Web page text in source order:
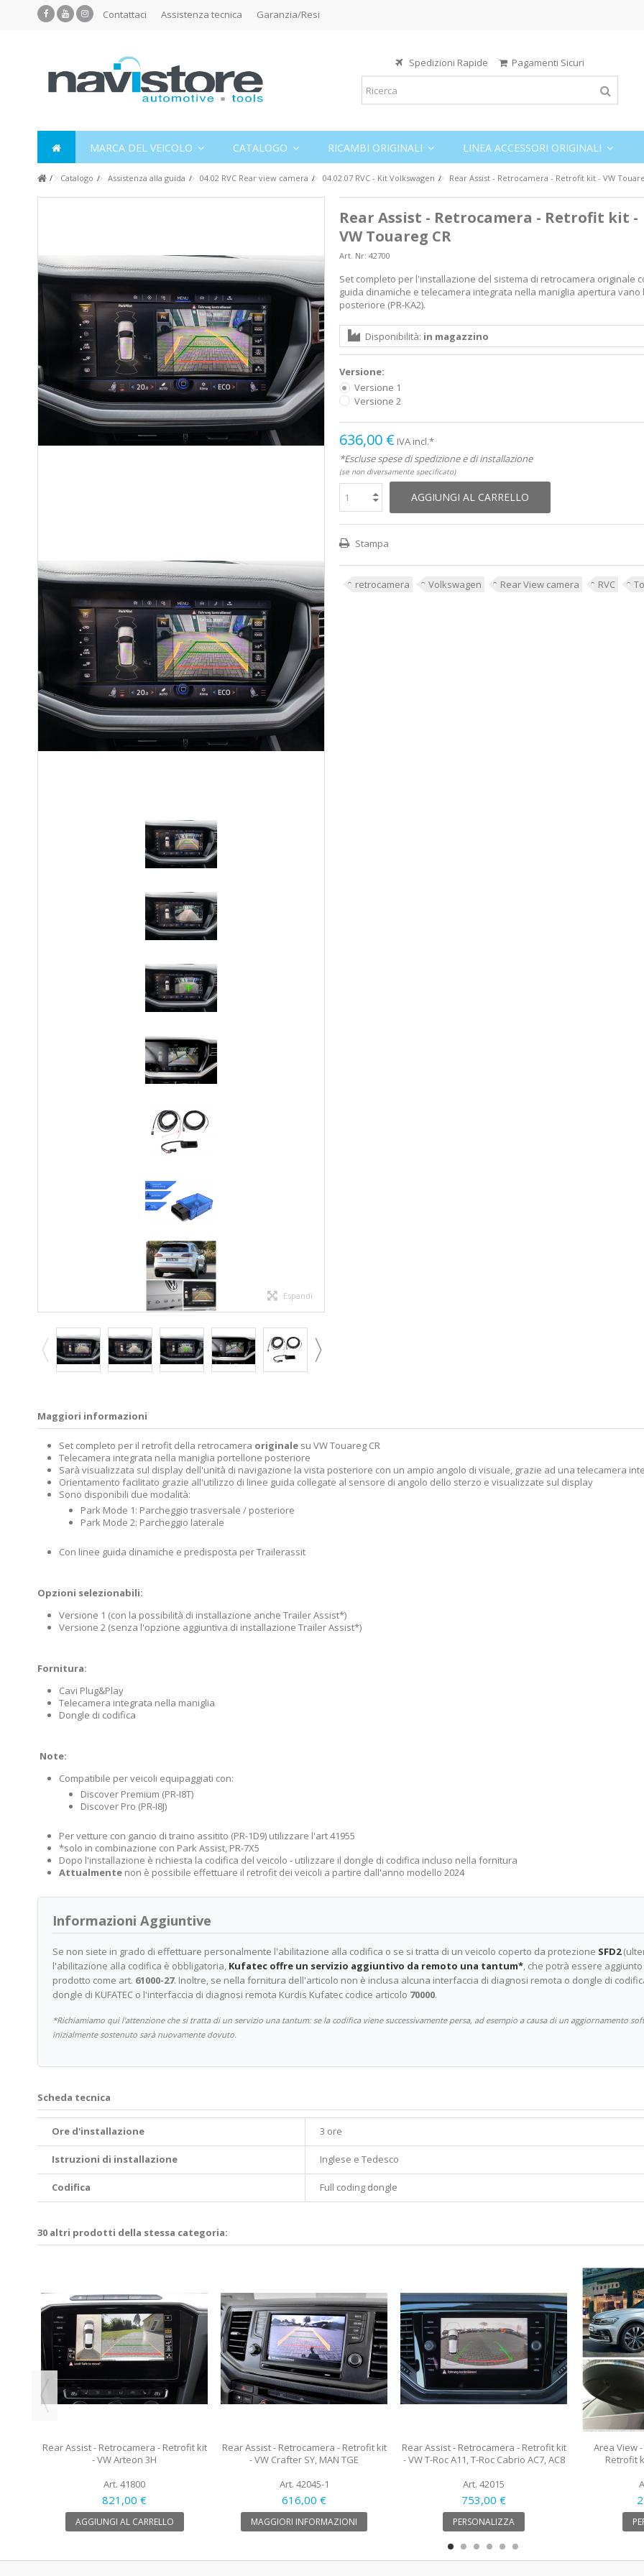
Contattaci Assistenza tecnica Garanzia/Resi
Spedizioni Rapide Pagamenti Sicuri
MARCA DEL VEICOLO CATALOGO RICAMBI ORIGINALI LINEA ACCESSORI ORIGINALI
Catalogo Assistenza alla guida 04.02 RVC Rear view camera 04.02.07 RVC - Kit Volkswagen Rear Assist - Retrocamera - Retrofit kit - VW
Espandi
Rear Assist - Retrocamera - Retrofit kit -
VW Touareg CR
Art. Nr: 42700
Set completo per l'installazione del sistema di retrocamera originale
guida dinamiche e telecamera integrata nella maniglia apertura vano
posteriore (PR-KA2).
Disponibilità: in magazzino
Versione:
Versione 1
Versione 2
636,00 € IVA incl.*
*Escluse spese di spedizione e di installazione
(se non diversamente specificato)
AGGIUNGI AL CARRELLO
Stampa
retrocamera Volkswagen Rear View camera RVC
Maggiori informazioni
Set completo per il retrofit della retrocamera originale su VW Touareg CR
Telecamera integrata nella maniglia portellone posteriore
Sarà visualizzata sul display dell'unità di navigazione la vista posteriore con un ampio angolo di visuale, grazie ad una telecamera
Orientamento facilitato grazie all'utilizzo di linee guida collegate al sensore di angolo dello sterzo e visualizzate sul display
Sono disponibili due modalità:
Park Mode 1: Parcheggio trasversale / posteriore
Park Mode 2: Parcheggio laterale
Con linee guida dinamiche e predisposta per Trailerassit
Opzioni selezionabili:
Versione 1 (con la possibilità di installazione anche Trailer Assist*)
Versione 2 (senza l'opzione aggiuntiva di installazione Trailer Assist*)
Fornitura:
Cavi Plug&Play
Telecamera integrata nella maniglia
Dongle di codifica
Note:
Compatibile per veicoli equipaggiati con:
Discover Premium (PR-I8T)
Discover Pro (PR-I8J)
Per vetture con gancio di traino assitito (PR-1D9) utilizzare l'art 41955
*solo in combinazione con Park Assist, PR-7X5
Dopo l'installazione è richiesta la codifica del veicolo - utilizzare il dongle di codifica incluso nella fornitura
Attualmente non è possibile effettuare il retrofit dei veicoli a partire dall'anno modello 2024
Informazioni Aggiuntive
Se non siete in grado di effettuare personalmente l'abilitazione alla codifica o se si tratta di un veicolo coperto da protezione SFD2
l'abilitazione alla codifica è obbligatoria, Kufatec offre un servizio aggiuntivo da remoto una tantum*, che potrà essere
prodotto come art. 61000-27. Inoltre, se nella fornitura dell'articolo non è inclusa alcuna interfaccia di diagnosi remota o dongle di
dongle di KUFATEC o l'interfaccia di diagnosi remota Kurdis Kufatec codice articolo 70000.
*Richiamiamo qui l'attenzione che si tratta di un servizio una tantum: se la codifica viene successivamente persa, ad esempio a causa di un aggiornamento
inizialmente sostenuto sarà nuovamente dovuto.
Scheda tecnica
Ore d'installazione 3 ore
Istruzioni di installazione Inglese e Tedesco
Codifica Full coding dongle
30 altri prodotti della stessa categoria:
Rear Assist - Retrocamera - Retrofit kit
- VW Arteon 3H
Art. 41800
821,00 €
AGGIUNGI AL CARRELLO
Rear Assist - Retrocamera - Retrofit kit
- VW Crafter SY, MAN TGE
Art. 42045-1
616,00 €
MAGGIORI INFORMAZIONI
Rear Assist - Retrocamera - Retrofit kit
- VW T-Roc A11, T-Roc Cabrio AC7, AC8
Art. 42015
753,00 €
PERSONALIZZA
Area View
Retrofit